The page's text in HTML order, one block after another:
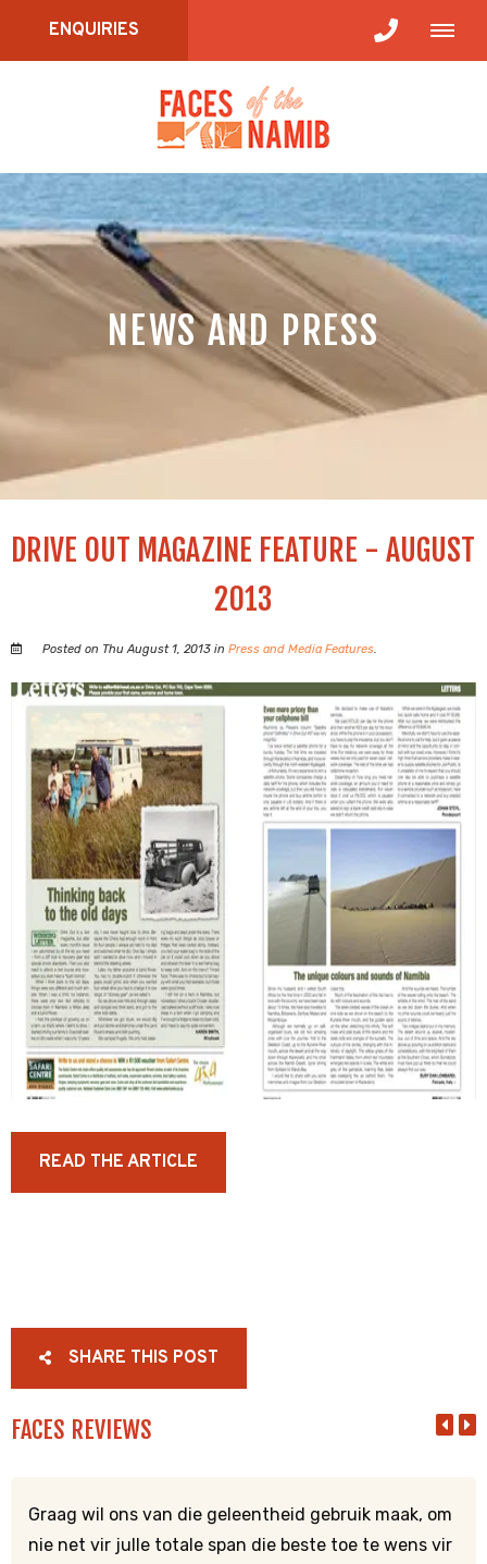
ENQUIRIES
NEWS AND PRESS
DRIVE OUT MAGAZINE FEATURE - AUGUST
2013
Posted on Thu August 1, 2013 inPress and Media Features.
READ THE ARTICLE
SHARE THIS POST
FACES REVIEWS
Graag wil ons van die geleentheid gebruik maak, om
nie net vir julle totale span die beste toe te wens vir